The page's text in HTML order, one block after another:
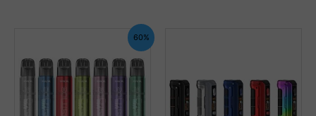
€16,63
60%